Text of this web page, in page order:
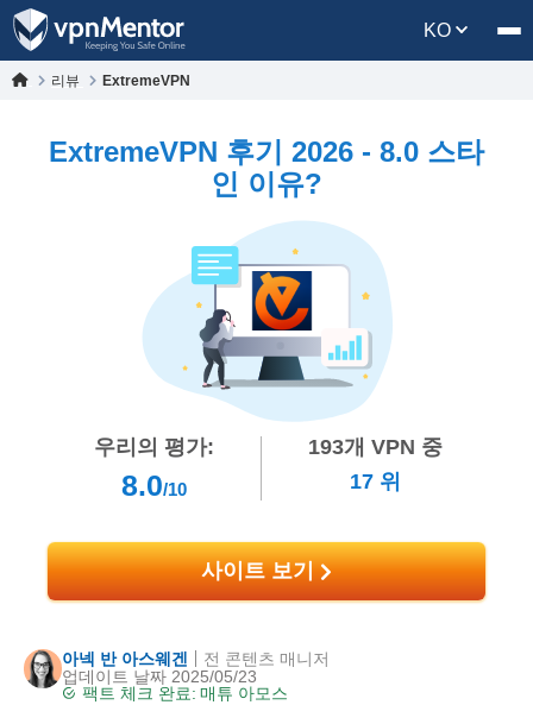
KO
리뷰 ExtremeVPN
ExtremeVPN 후기 2026 - 8.0 스타
인 이유?
우리의 평가:
8.0/10
193개 VPN 중
17 위
사이트 보기
아넥 반 아스웨겐
업데이트 날짜 2025/05/23
팩트 체크 완료: 매튜 아모스
전 콘텐츠 매니저